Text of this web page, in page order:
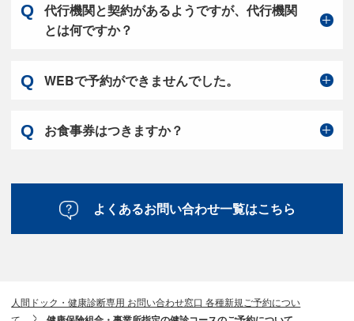
代行機関と契約があるようですが、代行機関
とは何ですか？
WEBで予約ができませんでした。
お食事券はつきますか？
よくあるお問い合わせ一覧はこちら
人間ドック・健康診断専用 お問い合わせ窓口 各種新規ご予約につい